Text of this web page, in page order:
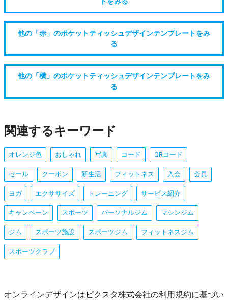
他の「赤」のポケットティッシュデザインテンプレートをみ
る
他の「横」のポケットティッシュデザインテンプレートをみ
る
関連するキーワード
オレンジ色 おしゃれ 写真 コード QRコード
セール クーポン 新生活 フィットネス 入会 会員
ヨガ エクササイズ トレーニング サービス紹介
キャンペーン スポーツ パーソナルジム マシンジム
ジム スポーツ施設 スポーツジム フィットネスジム
スポーツクラブ
オンラインデザインはピクスタ株式会社の利用規約に基づい